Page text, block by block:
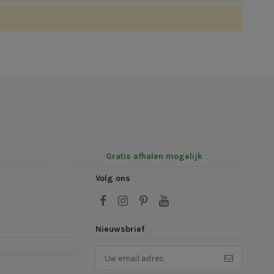
Gratis afhalen mogelijk
Volg ons
Nieuwsbrief